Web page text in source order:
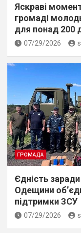
Яскраві
громаді
для понад 200
07/29/2026
ГРОМАДА
Єдність
Одещини
підтримки ЗСУ
07/29/2026